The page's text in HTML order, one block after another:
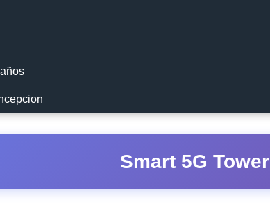
Smart 5G Tower